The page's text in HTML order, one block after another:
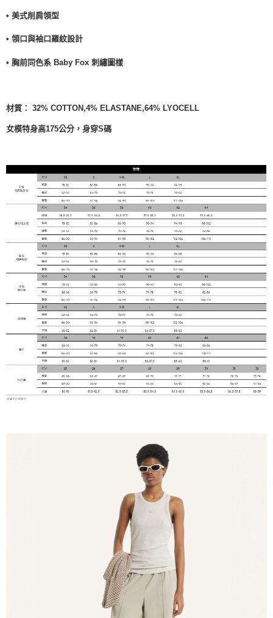
• 美式削肩領型
• 領口與袖口羅紋設計
• 胸前同色系 Baby Fox 刺繡圖樣
材質： 32% COTTON,4% ELASTANE,64% LYOCELL
女模特身高175公分，身穿S碼